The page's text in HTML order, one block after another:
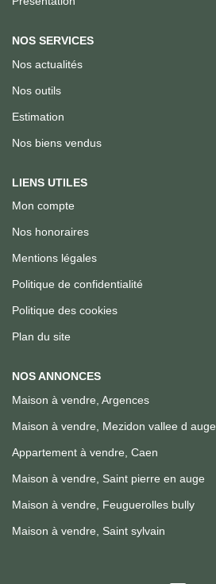
NOS SERVICES
Nos actualités
Nos outils
Estimation
Nos biens vendus
LIENS UTILES
Mon compte
Nos honoraires
Mentions légales
Politique de confidentialité
Politique des cookies
Plan du site
NOS ANNONCES
Maison à vendre, Argences
Maison à vendre, Mezidon vallee d auge
Appartement à vendre, Caen
Maison à vendre, Saint pierre en auge
Maison à vendre, Feuguerolles bully
Maison à vendre, Saint sylvain